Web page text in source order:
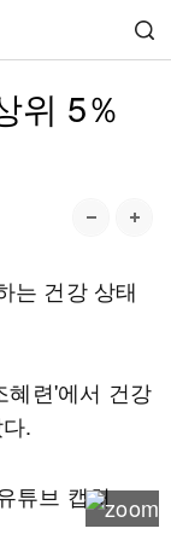
위 5％
는 건강 상태
혜련'에서 건강
.